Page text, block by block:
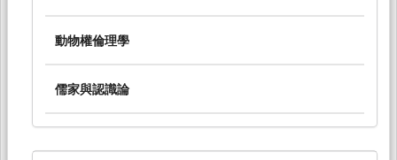
動物權倫理學
儒家與認識論